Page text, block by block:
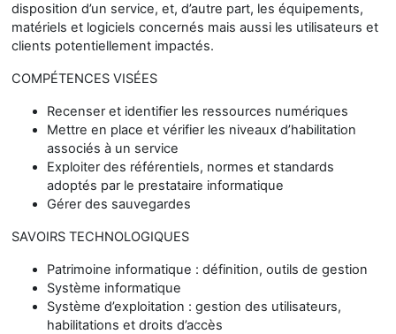
disposition d’un service, et, d’autre part, les équipements,
matériels et logiciels concernés mais aussi les utilisateurs et
clients potentiellement impactés.
COMPÉTENCES VISÉES
Recenser et identifier les ressources numériques
Mettre en place et vérifier les niveaux d’habilitation
associés à un service
Exploiter des référentiels, normes et standards
adoptés par le prestataire informatique
Gérer des sauvegardes
SAVOIRS TECHNOLOGIQUES
Patrimoine informatique : définition, outils de gestion
Système informatique
Système d’exploitation : gestion des utilisateurs,
habilitations et droits d’accès